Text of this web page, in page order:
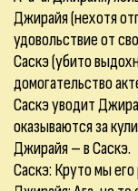
Джирайя (нехотя
удовольствие от
Саскэ (убито
домогательство
Саскэ уводит
оказываются за
Джирайя – в Саскэ.
Саскэ: Круто мы